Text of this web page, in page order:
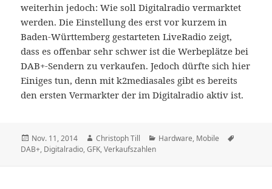
weiterhin jedoch: Wie soll Digitalradio vermarktet
werden. Die Einstellung des erst vor kurzem in
Baden-Württemberg gestarteten LiveRadio zeigt,
dass es offenbar sehr schwer ist die Werbeplätze bei
DAB+-Sendern zu verkaufen. Jedoch dürfte sich hier
Einiges tun, denn mit k2mediasales gibt es bereits
den ersten Vermarkter der im Digitalradio aktiv ist.
Veröffentlicht
am
Nov. 11, 2014 Autor
Christoph Till Kategorien
Hardware, Mobile
DAB+, Digitalradio,GFK,Verkaufszahlen